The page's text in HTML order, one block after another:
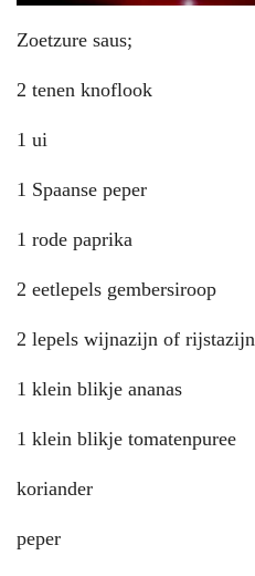
Zoetzure saus;
2 tenen knoflook
1 ui
1 Spaanse peper
1 rode paprika
2 eetlepels gembersiroop
2 lepels wijnazijn of rijstazijn
1 klein blikje ananas
1 klein blikje tomatenpuree
koriander
peper